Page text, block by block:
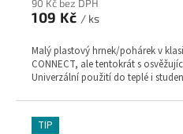
90 Kč bez DPH
109 Kč / ks
Malý plastový hrnek/pohárek v
CONNECT, ale tentokrát s
Univerzální použití do teplé i
TIP